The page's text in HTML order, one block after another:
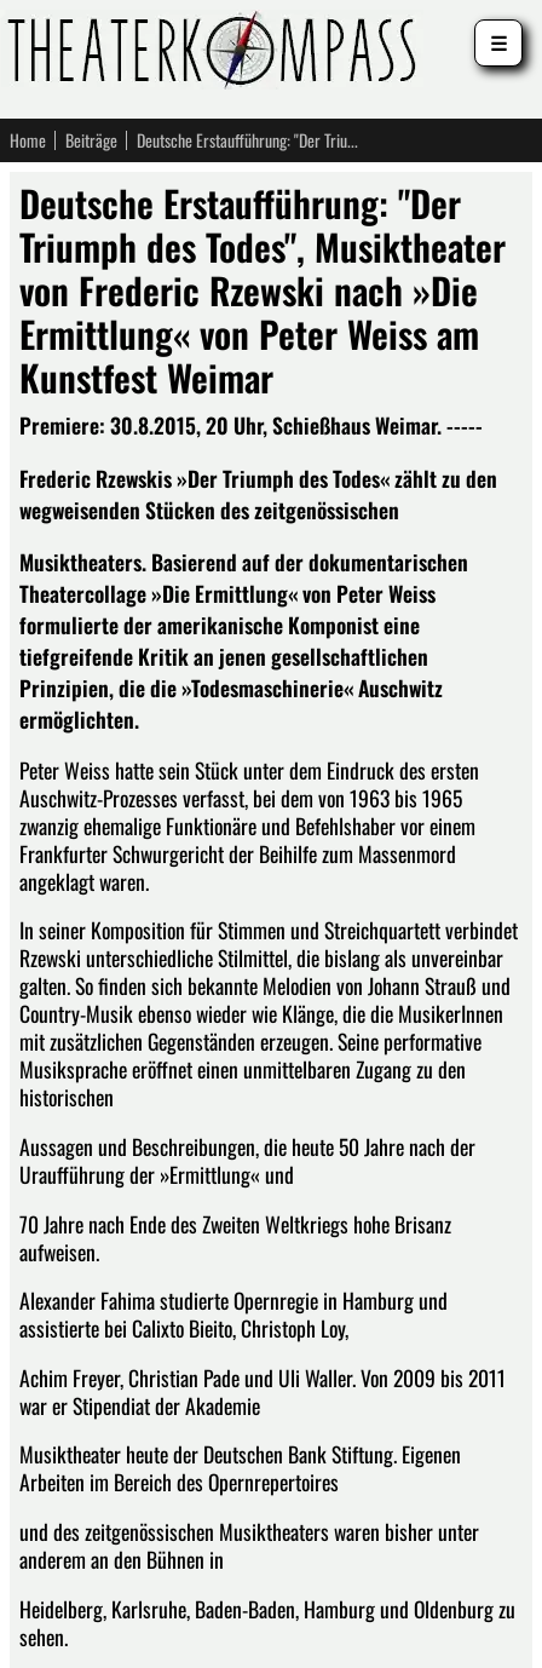
Home Beiträge Deutsche Erstaufführung: "Der Triumph des Todes", Musiktheater von Frederic Rzewski nach »Die Ermittlung« von Peter Weiss am Kunstfest Weimar
Deutsche Erstaufführung: "Der
Triumph des Todes", Musiktheater
von Frederic Rzewski nach »Die
Ermittlung« von Peter Weiss am
Kunstfest Weimar
Premiere: 30.8.2015, 20 Uhr, Schießhaus Weimar. -----
Frederic Rzewskis »Der Triumph des Todes« zählt zu den
wegweisenden Stücken des zeitgenössischen
Musiktheaters. Basierend auf der dokumentarischen
Theatercollage »Die Ermittlung« von Peter Weiss
formulierte der amerikanische Komponist eine
tiefgreifende Kritik an jenen gesellschaftlichen
Prinzipien, die die »Todesmaschinerie« Auschwitz
ermöglichten.
Peter Weiss hatte sein Stück unter dem Eindruck des ersten
Auschwitz-Prozesses verfasst, bei dem von 1963 bis 1965
zwanzig ehemalige Funktionäre und Befehlshaber vor einem
Frankfurter Schwurgericht der Beihilfe zum Massenmord
angeklagt waren.
In seiner Komposition für Stimmen und Streichquartett verbindet
Rzewski unterschiedliche Stilmittel, die bislang als unvereinbar
galten. So finden sich bekannte Melodien von Johann Strauß und
Country-Musik ebenso wieder wie Klänge, die die MusikerInnen
mit zusätzlichen Gegenständen erzeugen. Seine performative
Musiksprache eröffnet einen unmittelbaren Zugang zu den
historischen
Aussagen und Beschreibungen, die heute 50 Jahre nach der
Uraufführung der »Ermittlung« und
70 Jahre nach Ende des Zweiten Weltkriegs hohe Brisanz
aufweisen.
Alexander Fahima studierte Opernregie in Hamburg und
assistierte bei Calixto Bieito, Christoph Loy,
Achim Freyer, Christian Pade und Uli Waller. Von 2009 bis 2011
war er Stipendiat der Akademie
Musiktheater heute der Deutschen Bank Stiftung. Eigenen
Arbeiten im Bereich des Opernrepertoires
und des zeitgenössischen Musiktheaters waren bisher unter
anderem an den Bühnen in
Heidelberg, Karlsruhe, Baden-Baden, Hamburg und Oldenburg zu
sehen.
☰